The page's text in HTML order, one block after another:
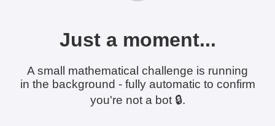
Just a moment...
A small mathematical challenge is running
in the background - fully automatic to confirm
you're not a bot 🔒.